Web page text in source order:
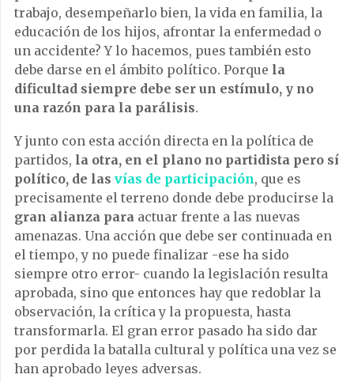
trabajo, desempeñarlo bien, la vida en familia, la
educación de los hijos, afrontar la enfermedad o
un accidente? Y lo hacemos, pues también esto
debe darse en el ámbito político. Porque la
dificultad siempre debe ser un estímulo, y no
una razón para la parálisis.
Y junto con esta acción directa en la política de
partidos, la otra, en el plano no partidista pero sí
político, de las vías de participación, que es
precisamente el terreno donde debe producirse la
gran alianza para actuar frente a las nuevas
amenazas. Una acción que debe ser continuada en
el tiempo, y no puede finalizar -ese ha sido
siempre otro error- cuando la legislación resulta
aprobada, sino que entonces hay que redoblar la
observación, la crítica y la propuesta, hasta
transformarla. El gran error pasado ha sido dar
por perdida la batalla cultural y política una vez se
han aprobado leyes adversas.